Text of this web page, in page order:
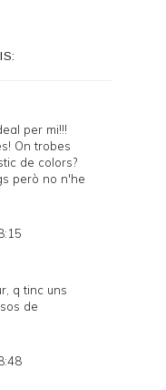
per mi!!!
On trobes
de colors?
però no n'he
q tinc uns
de